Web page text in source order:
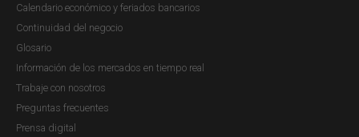
Calendario económico y feriados bancarios
Continuidad del negocio
Glosario
Información de los mercados en tiempo real
Trabaje con nosotros
Preguntas frecuentes
Prensa digital